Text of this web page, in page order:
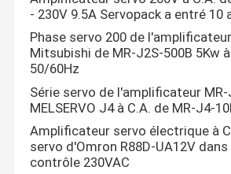
- 230V 9.5A Servopack a entré 10
Phase servo 200 de
Mitsubishi de MR-J2S-500B 5Kw
50/60Hz
Série servo de l'amplificateur
MELSERVO J4 à C.A. de MR-J4-
Amplificateur servo électrique à
servo d'Omron R88D-UA12V
contrôle 230VAC